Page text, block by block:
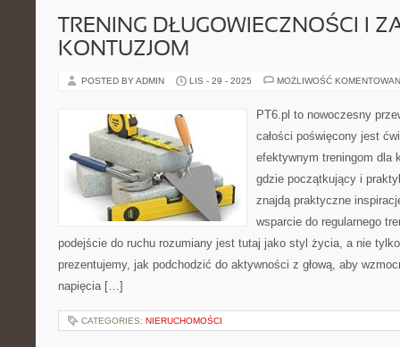
TRENING DŁUGOWIECZNOŚCI I
KONTUZJOM
POSTED BY ADMIN LIS - 29 - 2025 MOŻLIWOŚĆ
PT6.pl to nowoczesny
całości poświęcony jest
efektywnym treningom dla
gdzie początkujący i
znajdą praktyczne
wsparcie do regularnego
podejście do ruchu rozumiany jest tutaj jako styl życia, a nie
prezentujemy, jak podchodzić do aktywności z głową, aby
napięcia […]
CATEGORIES: NIERUCHOMOŚCI